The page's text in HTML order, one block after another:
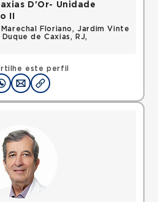
este perfil
D'Or- Unidade
II
Floriano, Jardim Vinte
de Caxias, RJ,